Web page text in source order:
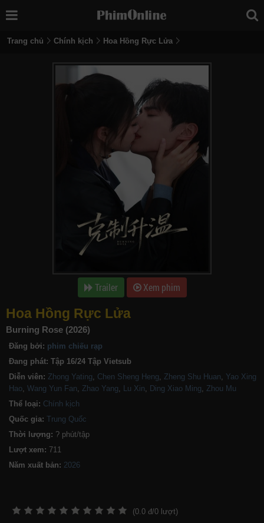
Trang chủ Chính kịch Hoa Hồng Rực Lửa
Trailer Xem phim
Hoa Hồng Rực Lửa
Burning Rose (2026)
Đăng bởi: phim chiếu rạp
Đang phát: Tập 16/24 Tập Vietsub
Diễn viên: Zhong Yating, Chen Sheng Heng, Zheng Shu Huan, Yao Xing
Hao, Wang Yun Fan, Zhao Yang, Lu Xin, Ding Xiao Ming, Zhou Mu
Thể loại: Chính kịch
Quốc gia: Trung Quốc
Thời lượng: ? phút/tập
Lượt xem: 711
Năm xuất bản:
(0.0 đ/0 lượt)